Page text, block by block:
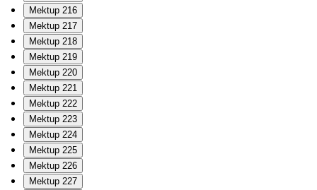
Mektup 216
Mektup 217
Mektup 218
Mektup 219
Mektup 220
Mektup 221
Mektup 222
Mektup 223
Mektup 224
Mektup 225
Mektup 226
Mektup 227